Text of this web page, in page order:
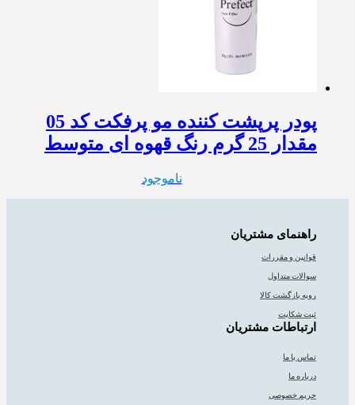
پودر پرپشت کننده مو پرفکت کد 05
مقدار 25 گرم رنگ قهوه ای متوسط
ناموجود
راهنمای مشتریان
قوانین و مقررات
سوالات متداول
رویه بازگشت کالا
ثبت شکایت
ارتباطات مشتریان
تماس با ما
درباره ما
حریم خصوصی